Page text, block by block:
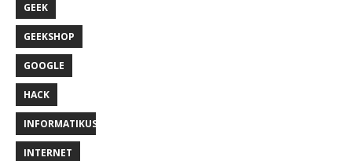
GEEK
GEEKSHOP
GOOGLE
HACK
INFORMATIKUS
INTERNET